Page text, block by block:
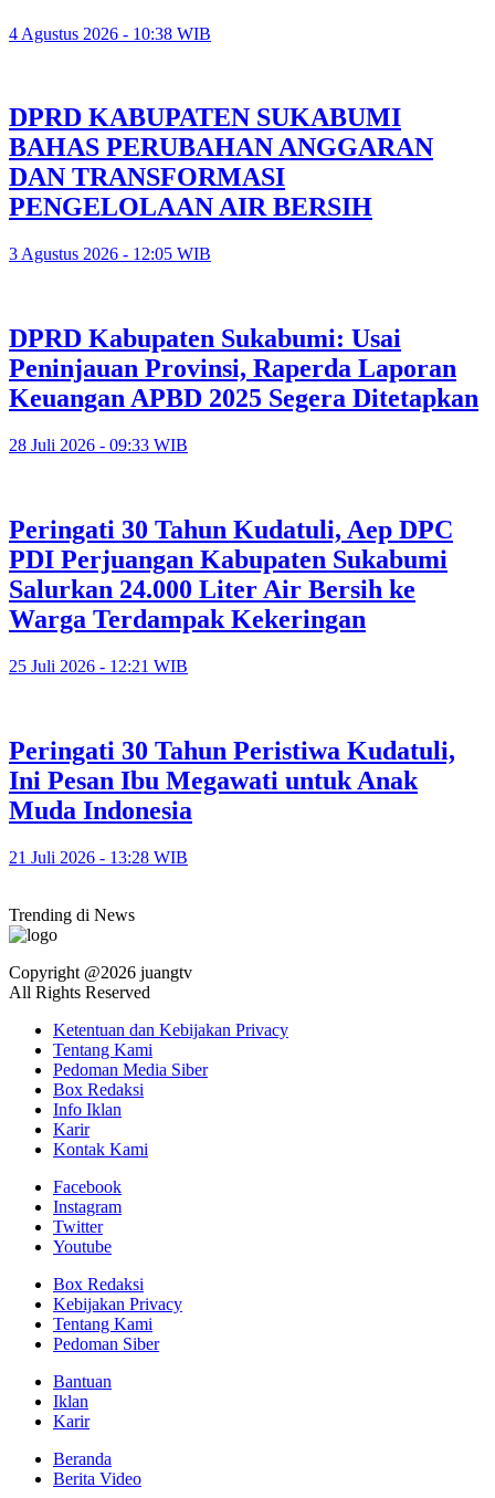
4 Agustus 2026 - 10:38 WIB
DPRD KABUPATEN SUKABUMI
BAHAS PERUBAHAN ANGGARAN
DAN TRANSFORMASI
PENGELOLAAN AIR BERSIH
3 Agustus 2026 - 12:05 WIB
DPRD Kabupaten Sukabumi: Usai
Peninjauan Provinsi, Raperda Laporan
Keuangan APBD 2025 Segera Ditetapkan
28 Juli 2026 - 09:33 WIB
Peringati 30 Tahun Kudatuli, Aep DPC
PDI Perjuangan Kabupaten Sukabumi
Salurkan 24.000 Liter Air Bersih ke
Warga Terdampak Kekeringan
25 Juli 2026 - 12:21 WIB
Peringati 30 Tahun Peristiwa Kudatuli,
Ini Pesan Ibu Megawati untuk Anak
Muda Indonesia
21 Juli 2026 - 13:28 WIB
Trending di News
Copyright @2026 juangtv
All Rights Reserved
Ketentuan dan Kebijakan Privacy
Tentang Kami
Pedoman Media Siber
Box Redaksi
Info Iklan
Karir
Kontak Kami
Facebook
Instagram
Twitter
Youtube
Box Redaksi
Kebijakan Privacy
Tentang Kami
Pedoman Siber
Bantuan
Iklan
Karir
Beranda
Berita Video